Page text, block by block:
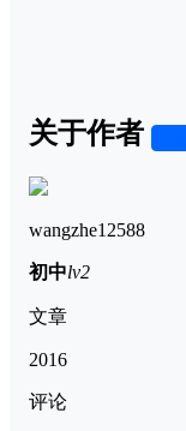
关于作者
wangzhe12588
初中lv2
文章
2016
评论